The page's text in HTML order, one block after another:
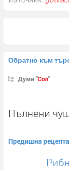
Обратно към
Думи "Сол"
Пълнени
Предишна рецепта